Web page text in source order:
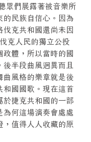
眾們展露著被音樂所
民族自信心。因為
克共和國還尚未因
克人民的獨立公投
體，所以當時的國
半段曲風迥異而且
曲風格的樂章就是後
和國國歌。現在這首
於捷克共和國的一部
何這場演奏會處處
，值得人人收藏的原